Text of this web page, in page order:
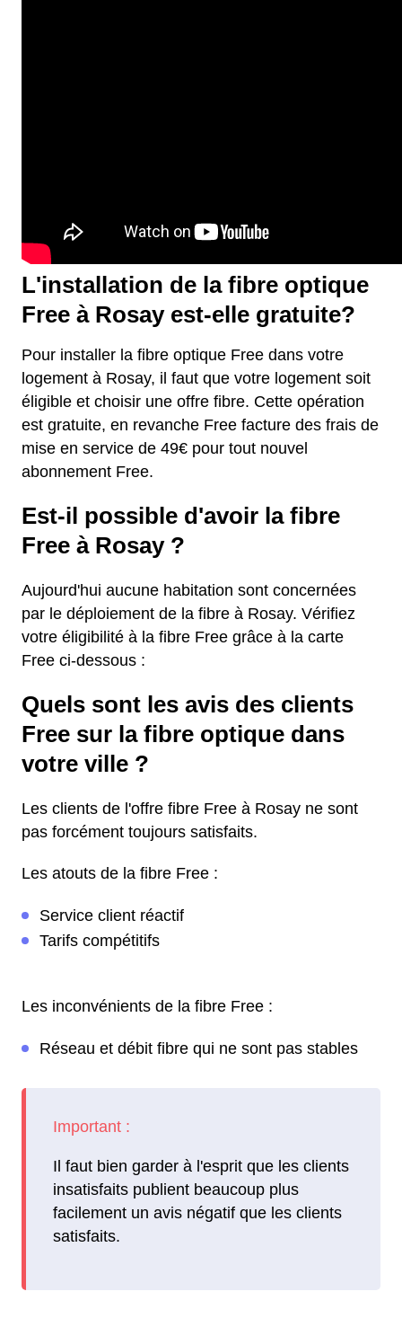
L'installation de la fibre optique
Free à Rosay est-elle gratuite?
Pour installer la fibre optique Free dans votre
logement à Rosay, il faut que votre logement soit
éligible et choisir une offre fibre. Cette opération
est gratuite, en revanche Free facture des frais de
mise en service de 49€ pour tout nouvel
abonnement Free.
Est-il possible d'avoir la fibre
Free à Rosay ?
Aujourd'hui aucune habitation sont concernées
par le déploiement de la fibre à Rosay. Vérifiez
votre éligibilité à la fibre Free grâce à la carte
Free ci-dessous :
Quels sont les avis des clients
Free sur la fibre optique dans
votre ville ?
Les clients de l'offre fibre Free à Rosay ne sont
pas forcément toujours satisfaits.
Les atouts de la fibre Free :
Service client réactif
Tarifs compétitifs
Les inconvénients de la fibre Free :
Réseau et débit fibre qui ne sont pas stables
Il faut bien garder à l'esprit que les clients
insatisfaits publient beaucoup plus
facilement un avis négatif que les clients
satisfaits.